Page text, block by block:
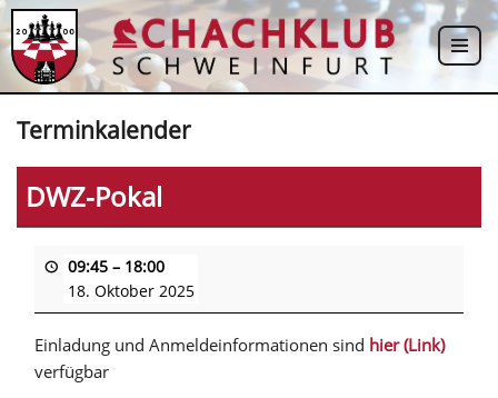
Zum
Inhalt
Terminkalender
DWZ-Pokal
09:45 – 18:00
18. Oktober 2025
Einladung und Anmeldeinformationen sind hier (Link)
verfügbar